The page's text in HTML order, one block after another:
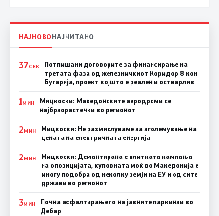
НАЈНОВОНАЈЧИТАНО
37СЕК
Потпишани договорите за финансирање на
третата фаза од железничкиот Коридор 8 кон
Бугарија, проект којшто е реален и остварлив
1МИН
Мицкоски: Македонските аеродроми се
најбрзорастечки во регионот
2МИН
Мицкоски: Не размислуваме за зголемување на
цената на електричната енергија
2МИН
Мицкоски: Демантирана е плитката кампања
на опозицијата, куповната моќ во Македонија е
многу подобра од неколку земји на ЕУ и од сите
држави во регионот
3МИН
Почна асфалтирањето на јавните паркинзи во
Дебар